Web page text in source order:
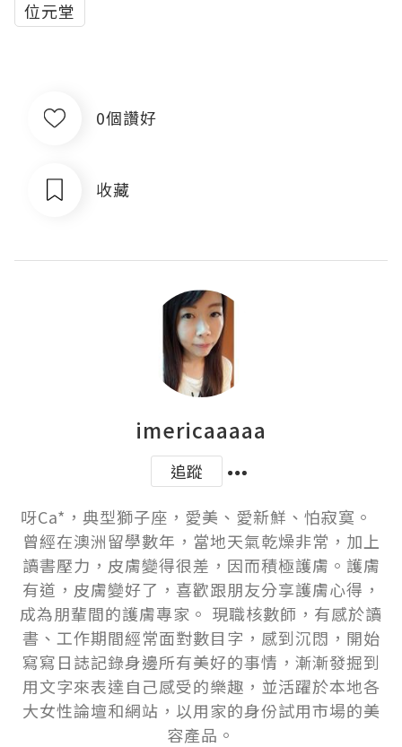
位元堂
0個讚好
收藏
imericaaaaa
追蹤
呀Ca*，典型獅子座，愛美、愛新鮮、怕寂寞。
曾經在澳洲留學數年，當地天氣乾燥非常，加上
讀書壓力，皮膚變得很差，因而積極護膚。護膚
有道，皮膚變好了，喜歡跟朋友分享護膚心得，
成為朋輩間的護膚專家。 現職核數師，有感於讀
書、工作期間經常面對數目字，感到沉悶，開始
寫寫日誌記錄身邊所有美好的事情，漸漸發掘到
用文字來表達自己感受的樂趣，並活躍於本地各
大女性論壇和網站，以用家的身份試用市場的美
容產品。